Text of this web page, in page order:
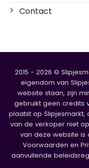
Contact
2015 - 2026 ©
eigendom van
website staan, zijn
gebruikt geen credits
plaatst op
van de verkoper niet
van deze website
Voorwaarden en
aanvullende